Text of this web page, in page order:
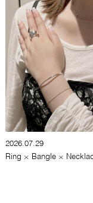
2026.07.29
Ring × Bangle ×